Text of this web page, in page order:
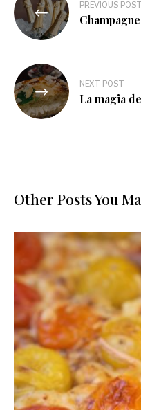
de
entradas
PREVIOUS POST
NEXT POST
La magia
Other Posts You